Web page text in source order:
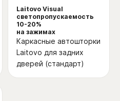
Laitovo Visual
светопропускаемость
10-20%
на зажимах
Каркасные автошторки
Laitovo для задних
дверей (стандарт)